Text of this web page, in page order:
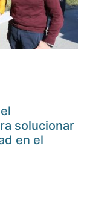
solucionar
en el